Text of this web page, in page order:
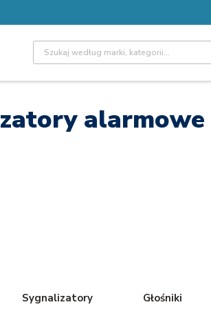
Site Search
alarmowe
Sygnalizatory Głośniki